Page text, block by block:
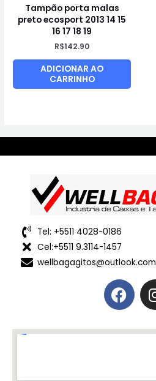
Tampão porta malas
preto ecosport 2013 14 15
16 17 18 19
R$142.90
ADICIONAR AO
CARRINHO
Tel: +5511 4028-0186
Cel:+5511 9.3114-1457
wellbagagitos@outlook.com